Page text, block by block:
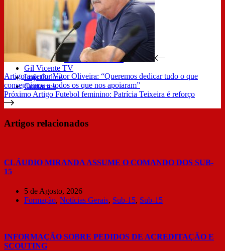
Resultados Sub 17
Sub 16
Resultados Sub 16
Sub 15
Resultados Sub 15
Sub 14
Resultados Sub 14
Gil Vicente TV
Loja Online
Contactos
ArtigoanteriorVítor Oliveira: “Queremos dedicar tudo o que
conseguimos a todos os que nos apoiaram”
Próximo Artigo Futebol feminino: Patrícia Teixeira é reforço
Artigos relacionados
CLÁUDIO MIRANDA ASSUME O COMANDO DOS SUB-
15
5 de Agosto, 2026
Formação, Notícias Gerais, Sub-15, Sub-15
INFORMAÇÃO SOBRE PEDIDOS DE ACREDITAÇÃO E
SCOUTING